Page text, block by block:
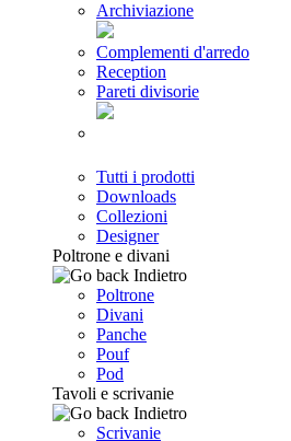
Archiviazione
Complementi d'arredo
Reception
Pareti divisorie
Tutti i prodotti
Downloads
Collezioni
Designer
Poltrone e divani
Indietro
Poltrone
Divani
Panche
Pouf
Pod
Tavoli e scrivanie
Indietro
Scrivanie